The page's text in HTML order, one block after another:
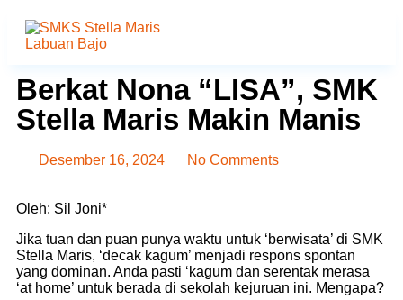
Berkat Nona “LISA”, SMK
Stella Maris Makin Manis
Desember 16, 2024 No Comments
Oleh: Sil Joni*
Jika tuan dan puan punya waktu untuk ‘berwisata’ di SMK
Stella Maris, ‘decak kagum’ menjadi respons spontan
yang dominan. Anda pasti ‘kagum dan serentak merasa
‘at home’ untuk berada di sekolah kejuruan ini. Mengapa?